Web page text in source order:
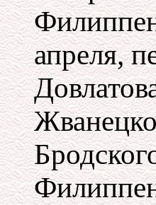
апреля,